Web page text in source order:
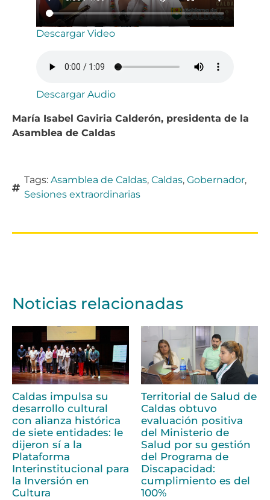
Descargar Video
Descargar Audio
María Isabel Gaviria Calderón, presidenta de la
Asamblea de Caldas
Tags: Asamblea de Caldas, Caldas, Gobernador,
Sesiones extraordinarias
Noticias relacionadas
Caldas impulsa su
desarrollo cultural
con alianza histórica
de siete entidades: le
dijeron sí a la
Plataforma
Interinstitucional para
la Inversión en
Cultura
Territorial de Salud de
Caldas obtuvo
evaluación positiva
del Ministerio de
Salud por su gestión
del Programa de
Discapacidad:
cumplimiento es del
100%